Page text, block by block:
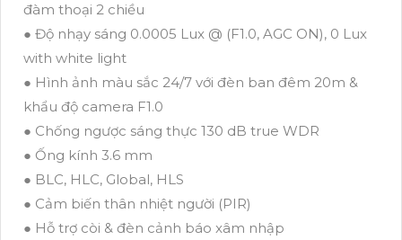
đàm thoại 2 chiều
● Độ nhạy sáng 0.0005 Lux @ (F1.0, AGC ON), 0 Lux
with white light
● Hình ảnh màu sắc 24/7 với đèn ban đêm 20m &
khẩu độ camera F1.0
● Chống ngược sáng thực 130 dB true WDR
● Ống kính 3.6 mm
● BLC, HLC, Global, HLS
● Cảm biến thân nhiệt người (PIR)
● Hỗ trợ còi & đèn cảnh báo xâm nhập